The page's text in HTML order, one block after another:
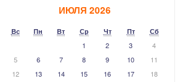
ИЮЛЯ 2026
Вс Пн Вт Ср Чт Пт
Сб
1
2 3
4
5
6 7 8 9 10
11
12
13 14 15 16 17 18